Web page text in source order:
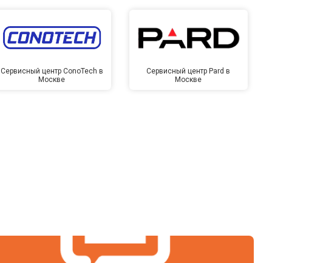
Сервисный центр ConoTech в
Москве
Сервисный центр Pard в
Москве